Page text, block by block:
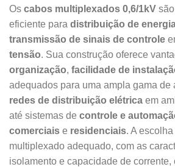
Os cabos multiplexados 0,6/1kV
eficiente para distribuição de
transmissão de sinais de controle
tensão. Sua construção oferece
organização, facilidade de
adequados para uma ampla gama de
redes de distribuição elétrica em
até sistemas de controle e
comerciais e residenciais. A
multiplexado adequado, com as
isolamento e capacidade de corrente,